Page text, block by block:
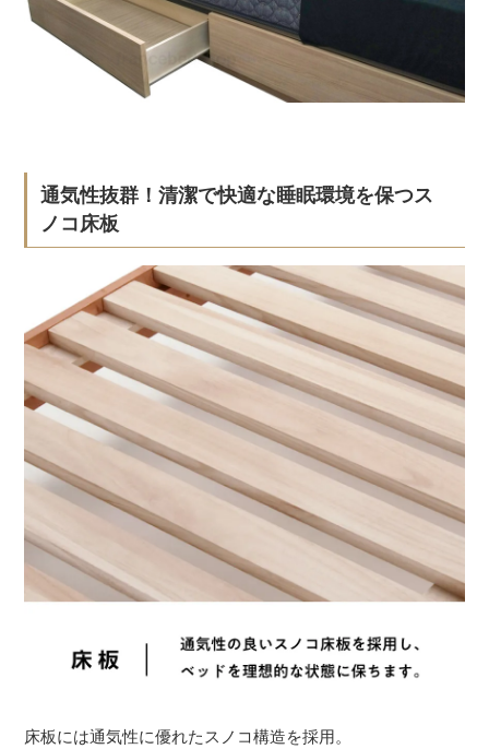
通気性抜群！清潔で快適な睡眠環境を保つス
ノコ床板
床板には通気性に優れたスノコ構造を採用。